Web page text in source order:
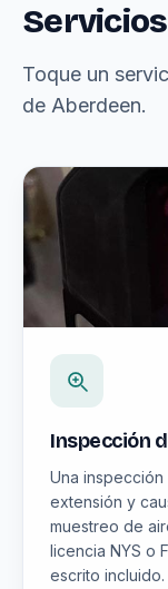
Toque un
de Aberdeen.
Inspección
Una
extensión y
muestreo de
licencia NYS o
escrito incluido.